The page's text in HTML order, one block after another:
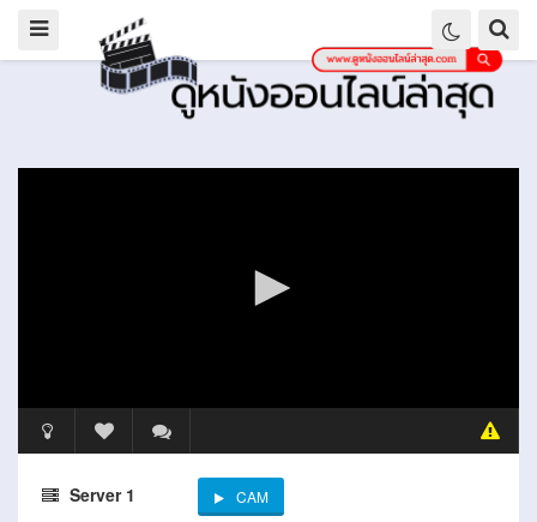
Server 1 CAM